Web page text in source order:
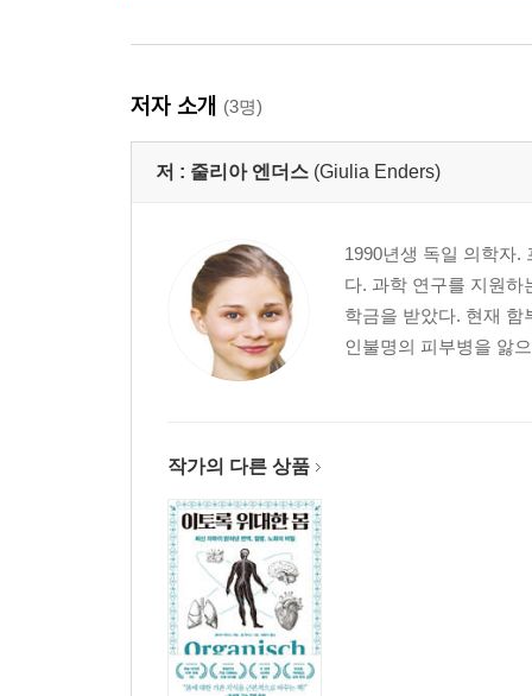
저자 소개 (3명)
저 : 줄리아 엔더스 (Giulia Enders)
1990년생 독일 의학자.
다. 과학 연구를 지원하
학금을 받았다. 현재 함
인불명의 피부병을 앓
작가의 다른 상품